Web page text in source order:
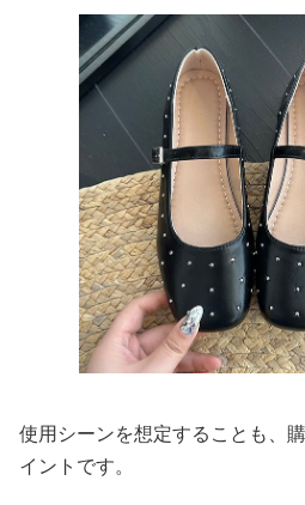
使用シーンを想定することも、
イントです。